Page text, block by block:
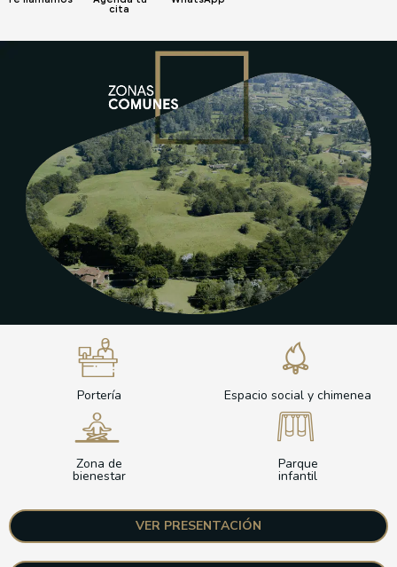
cita
Portería
Zona de
bienestar
Espacio social y chimenea
Parque
infantil
VER PRESENTACIÓN